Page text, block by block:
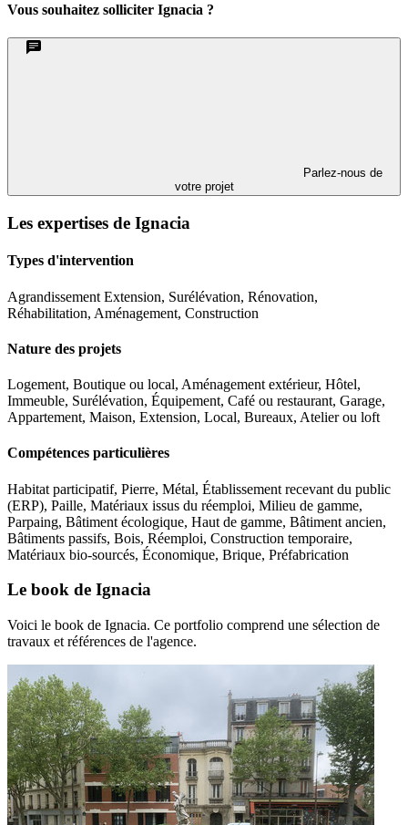
Vous souhaitez solliciter Ignacia ?
Parlez-nous de
votre projet
Les expertises de Ignacia
Types d'intervention
Agrandissement Extension, Surélévation, Rénovation,
Réhabilitation, Aménagement, Construction
Nature des projets
Logement, Boutique ou local, Aménagement extérieur, Hôtel,
Immeuble, Surélévation, Équipement, Café ou restaurant, Garage,
Appartement, Maison, Extension, Local, Bureaux, Atelier ou loft
Compétences particulières
Habitat participatif, Pierre, Métal, Établissement recevant du public
(ERP), Paille, Matériaux issus du réemploi, Milieu de gamme,
Parpaing, Bâtiment écologique, Haut de gamme, Bâtiment ancien,
Bâtiments passifs, Bois, Réemploi, Construction temporaire,
Matériaux bio-sourcés, Économique, Brique, Préfabrication
Le book de Ignacia
Voici le book de Ignacia. Ce portfolio comprend une sélection de
travaux et références de l'agence.